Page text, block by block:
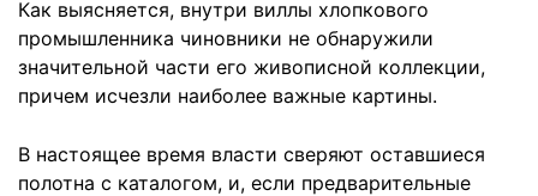
Как выясняется, внутри виллы хлопкового
промышленника чиновники не обнаружили
значительной части его живописной коллекции,
причем исчезли наиболее важные картины.
В настоящее время власти сверяют оставшиеся
полотна с каталогом, и, если предварительные